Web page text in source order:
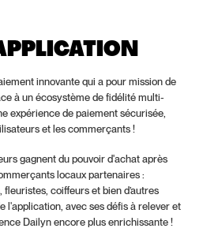
innovante qui a pour mission de
à un écosystème de fidélité multi-
expérience de paiement sécurisée,
et les commerçants !
gagnent du pouvoir d'achat après
locaux partenaires :
coiffeurs et bien d’autres
l'application, avec ses défis à relever et
Dailyn encore plus enrichissante !